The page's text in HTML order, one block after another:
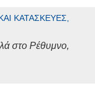
ΚΑΤΑΣΚΕΥΈΣ,
στο Ρέθυμνο,